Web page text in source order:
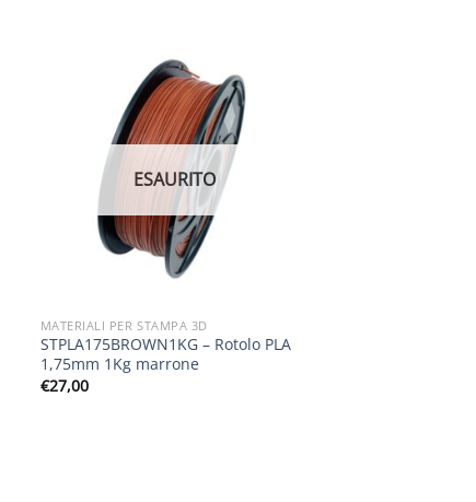
ESAURITO
MATERIALI PER STAMPA 3D
STPLA175BROWN1KG – Rotolo PLA
1,75mm 1Kg marrone
€27,00